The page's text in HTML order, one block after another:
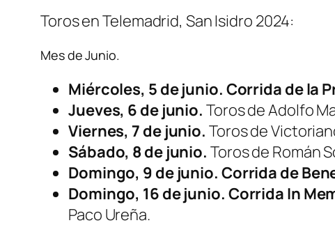
Toros en Telemadrid, San Isidro 2024:
Mes de Junio.
Miércoles, 5 de junio. Corrida de la
Jueves, 6 de junio. Toros de Adolfo
Viernes, 7 de junio. Toros de
Sábado, 8 de junio. Toros de Román
Domingo, 9 de junio. Corrida de
Domingo, 16 de junio. Corrida In
Paco Ureña.